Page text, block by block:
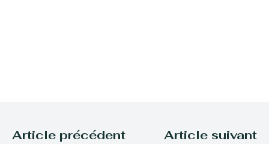
Article précédent Article suivant